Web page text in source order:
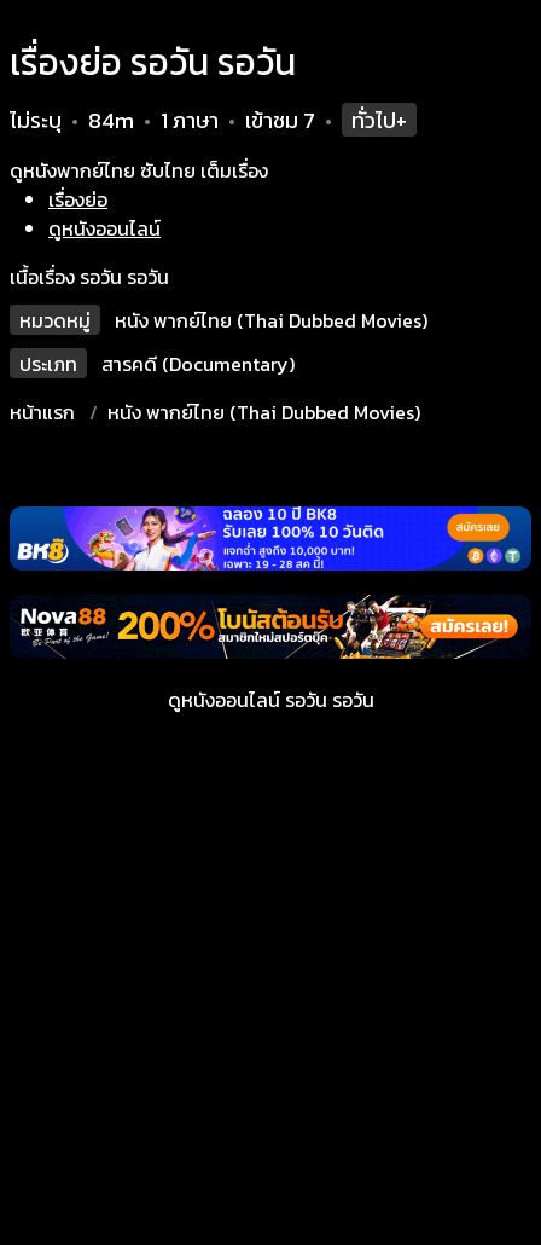
เรื่องย่อ รอวัน รอวัน
ไม่ระบุ • 84m • 1 ภาษา • เข้าชม 7 • ทั่วไป+
ดูหนังพากย์ไทย ซับไทย เต็มเรื่อง
เรื่องย่อ
ดูหนังออนไลน์
เนื้อเรื่อง รอวัน รอวัน
หมวดหมู่
หนัง พากย์ไทย (Thai Dubbed Movies)
ประเภท
สารคดี (Documentary)
หน้าแรก
หนัง พากย์ไทย (Thai Dubbed Movies)
ดูหนังออนไลน์ รอวัน รอวัน